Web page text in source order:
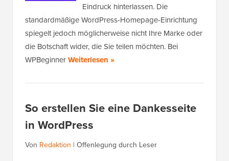
Eindruck hinterlassen. Die
standardmäßige WordPress-Homepage-Einrichtung
spiegelt jedoch möglicherweise nicht Ihre Marke oder
die Botschaft wider, die Sie teilen möchten. Bei
WPBeginnerWeiterlesen »
So erstellen Sie eine Dankesseite
in WordPress
Von Redaktion | Offenlegung durch Leser